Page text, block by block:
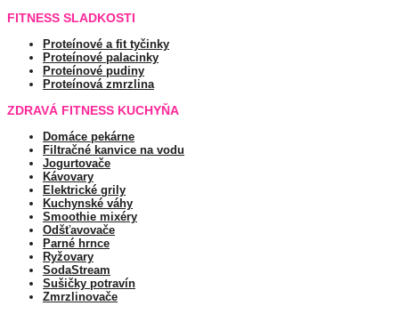
FITNESS SLADKOSTI
Proteínové a fit tyčinky
Proteínové palacinky
Proteínové pudiny
Proteínová zmrzlina
ZDRAVÁ FITNESS KUCHYŇA
Domáce pekárne
Filtračné kanvice na vodu
Jogurtovače
Kávovary
Elektrické grily
Kuchynské váhy
Smoothie mixéry
Odšťavovače
Parné hrnce
Ryžovary
SodaStream
Sušičky potravín
Zmrzlinovače